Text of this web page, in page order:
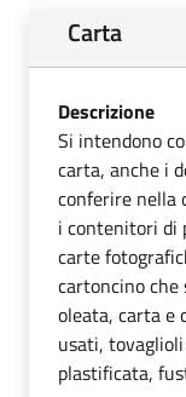
Carta
Descrizione
Si intendono
carta, anche i
conferire nella
i contenitori di
carte
cartoncino che
oleata, carta e
usati,
plastificata,